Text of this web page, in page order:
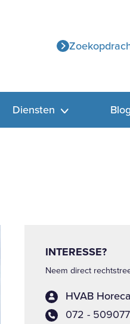
Diensten Blog
INTERESSE?
Neem direct
HVAB
072 -